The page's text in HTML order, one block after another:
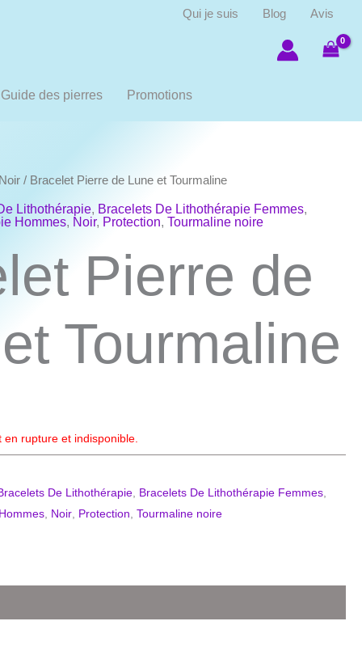
Qui je suis Blog
Avis
Guide des pierres Promotions
Noir / Bracelet Pierre de Lune et Tourmaline
Lithothérapie, Bracelets De Lithothérapie Femmes,
Hommes, Noir, Protection,Tourmaline noire
Pierre de
Tourmaline
rupture et indisponible.
De Lithothérapie, Bracelets De Lithothérapie Femmes,
, Noir, Protection,Tourmaline noire